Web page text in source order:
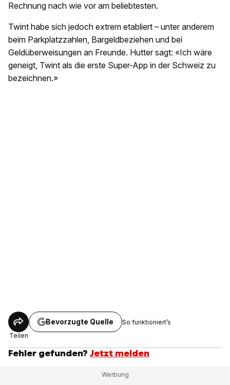
Rechnung nach wie vor am beliebtesten.
Twint habe sich jedoch extrem etabliert – unter anderem
beim Parkplatzzahlen, Bargeldbeziehen und bei
Geldüberweisungen an Freunde. Hutter sagt: «Ich wäre
geneigt, Twint als die erste Super-App in der Schweiz zu
bezeichnen.»
Teilen
Bevorzugte Quelle So funktioniert’s
Fehler gefunden? Jetzt melden